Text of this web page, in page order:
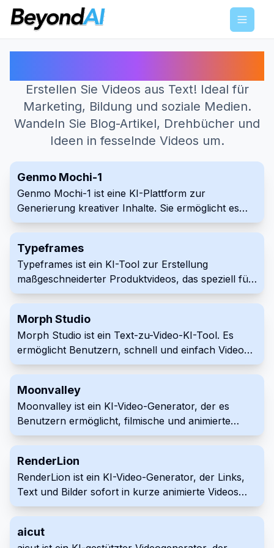
Menu
Erstellen Sie Videos aus Text! Ideal für
Marketing, Bildung und soziale Medien.
Wandeln Sie Blog-Artikel, Drehbücher und
Ideen in fesselnde Videos um.
Genmo Mochi-1
Genmo Mochi-1 ist eine KI-Plattform zur
Generierung kreativer Inhalte. Sie ermöglicht es
Nutzern, Videos aus Text zu erstellen, sowie 3D-
konzentriert sich auf interaktive und immersive
Erlebnisse generativer Kunst.
Typeframes
Typeframes ist ein KI-Tool zur Erstellung
maßgeschneiderter Produktvideos, das speziell für
SaaS-Produkte entwickelt wurde. Es vereinfacht
Inhalte eingeben und Effekte auswählen können.
Verwenden Sie Typeframes, um professionelle und
markengerechte Videos effizient zu erstellen.
Morph Studio
Morph Studio ist ein Text-zu-Video-KI-Tool. Es
ermöglicht Benutzern, schnell und einfach Videos
aus Textaufforderungen zu erstellen. Benutzer
zugreifen, um kreative Videoinhalte zu generieren.
Moonvalley
Moonvalley ist ein KI-Video-Generator, der es
Benutzern ermöglicht, filmische und animierte
Videos aus Textaufforderungen zu erstellen. Er
fortschrittliche KI-Technologie. Die Plattform bietet
Funktionen wie anpassbare Vorlagen und Echtzeit-
Bearbeitung für effiziente Inhaltserstellung.
RenderLion
RenderLion ist ein KI-Video-Generator, der Links,
Text und Bilder sofort in kurze animierte Videos
umwandelt. Er vereinfacht die Videoerstellung für
erfordert keine Bearbeitungskenntnisse. Benutzer
aicut